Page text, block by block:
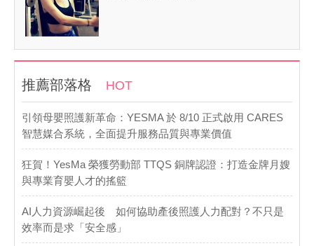
推薦部落格 HOT
引領母嬰照護新革命：YESMA 於 8/10 正式啟用 CARES
智慧媒合系統，全面提升服務品質與專業價值
​狂賀！YesMa 榮獲勞動部 TTQS 銅牌認證：打造金牌月嫂
與專業育嬰人才的搖籃
AI人力資源崛起後 如何協助產後照護人力配對？不只是
效率而是求「安全感」